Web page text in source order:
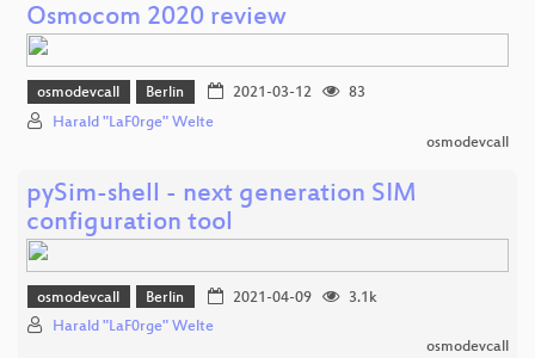
Osmocom 2020 review
osmodevcall Berlin 2021-03-12
83
Harald "LaF0rge" Welte
osmodevcall
pySim-shell - next generation SIM
configuration tool
osmodevcall Berlin 2021-04-09
3.1k
Harald "LaF0rge" Welte
osmodevcall